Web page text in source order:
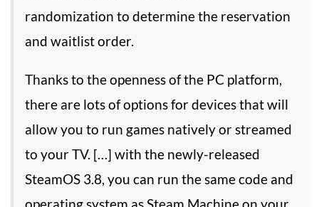
randomization to determine the reservation
and waitlist order.
Thanks to the openness of the PC platform,
there are lots of options for devices that will
allow you to run games natively or streamed
to your TV. […] with the newly-released
SteamOS 3.8, you can run the same code and
operating system as Steam Machine on your